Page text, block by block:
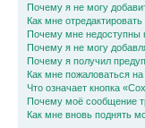
Почему я не могу
Как мне
Почему мне недоступны
Почему я не могу
Почему я получил
Как мне пожаловаться
Что означает кнопка
Почему моё сообщение
Как мне вновь поднять